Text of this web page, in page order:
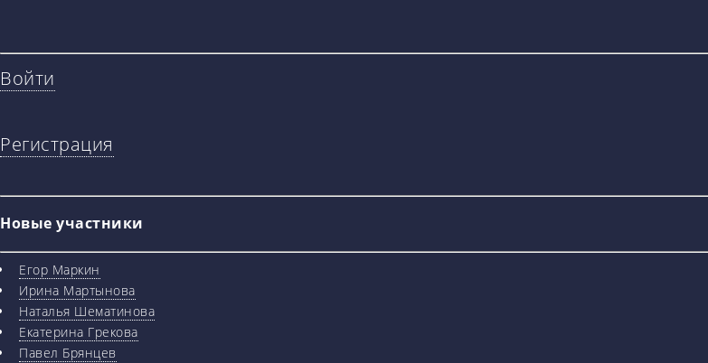
Войти
Регистрация
Новые участники
Егор Маркин
Ирина Мартынова
Наталья Шематинова
Екатерина Грекова
Павел Брянцев